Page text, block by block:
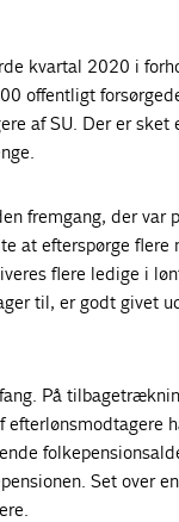
kvartal 2020 i
offentligt
af SU. Der er sket
fremgang, der var
at efterspørge flere
flere ledige i
til, er godt givet
På
efterlønsmodtagere
Set over